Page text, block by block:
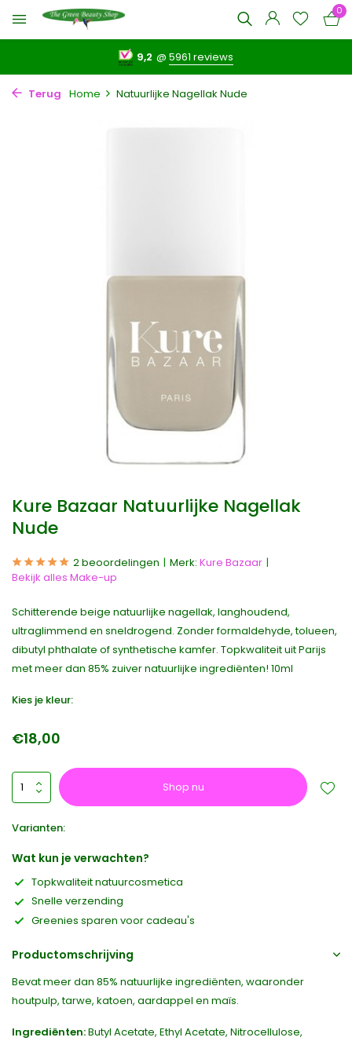
0
9,2 @5961 reviews
Terug Home Natuurlijke Nagellak Nude
Kure Bazaar Natuurlijke Nagellak
Nude
2 beoordelingen Merk: Kure Bazaar
Bekijk alles Make-up
Schitterende beige natuurlijke nagellak, langhoudend,
ultraglimmend en sneldrogend. Zonder formaldehyde, tolueen,
dibutyl phthalate of synthetische kamfer. Topkwaliteit uit Parijs
met meer dan 85% zuiver natuurlijke ingrediënten! 10ml
Kies je kleur:
€18,00
Shop nu
Varianten:
Wat kun je verwachten?
Topkwaliteit natuurcosmetica
Snelle verzending
Greenies sparen voor cadeau's
Productomschrijving
Bevat meer dan 85% natuurlijke ingrediënten, waaronder
houtpulp, tarwe, katoen, aardappel en maïs.
Ingrediënten:Butyl Acetate, Ethyl Acetate, Nitrocellulose,